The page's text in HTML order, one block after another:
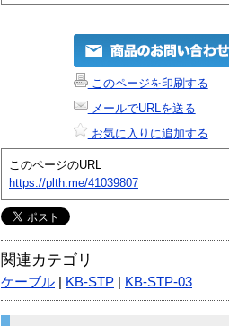
このページを印刷する
メールでURLを送る
お気に入りに追加する
このページのURL
https://plth.me/41039807
関連カテゴリ
ケーブル KB-STP KB-STP-03